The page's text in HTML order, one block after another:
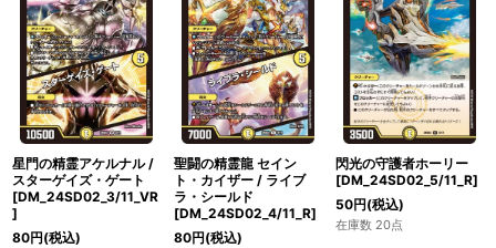
星門の精霊アケルナル /
スターゲイズ・ゲート
[DM_24SD02_3/11_VR
]
80円(税込)
聖闘の精霊龍 セイン
ト・カイザー / ライブ
ラ・シールド
[DM_24SD02_4/11_R]
80円(税込)
閃光の守護者ホーリー
[DM_24SD02_5/11_R]
50円(税込)
在庫数 20点